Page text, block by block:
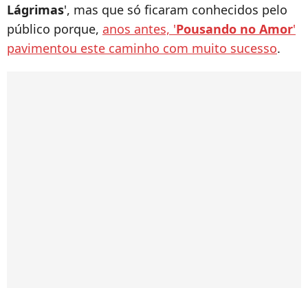
Lágrimas', mas que só ficaram conhecidos pelo
público porque, anos antes, 'Pousando no Amor'
pavimentou este caminho com muito sucesso.